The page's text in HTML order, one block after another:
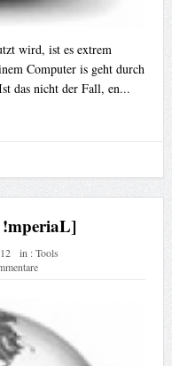
wird, ist es extrem
Computer is geht durch
das nicht der Fall, en...
in :Tools